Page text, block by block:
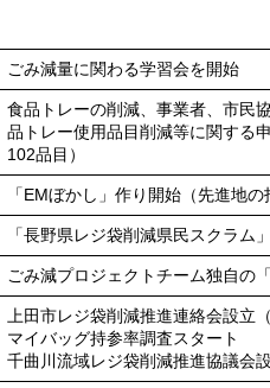
ごみ減量に関わる学習会を開始
食品トレーの削減、事業者、市民
品トレー使用品目削減等に関する
102品目）
「EMぼかし」作り開始（先進地
「長野県レジ袋削減県民スクラム
ごみ減プロジェクトチーム独自の
上田市レジ袋削減推進連絡会設立
マイバッグ持参率調査スタート
千曲川流域レジ袋削減推進協議会